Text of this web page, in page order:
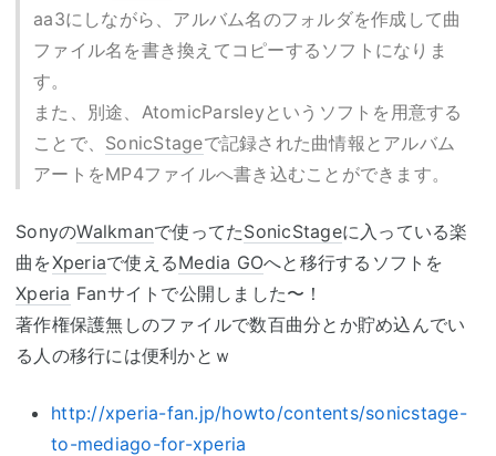
aa3にしながら、アルバム名のフォルダを作成して曲
ファイル名を書き換えてコピーするソフトになりま
す。
また、別途、AtomicParsleyというソフトを用意する
ことで、 SonicStageで記録された曲情報とアルバム
アートをMP4ファイルへ書き込むことができます。
SonyのWalkmanで使ってたSonicStageに入っている楽
曲をXperiaで使えるMedia GOへと移行するソフトを
Xperia Fanサイトで公開しました〜！
著作権保護無しのファイルで数百曲分とか貯め込んでい
る人の移行には便利かとｗ
http://xperia-fan.jp/howto/contents/sonicstage-
to-mediago-for-xperia